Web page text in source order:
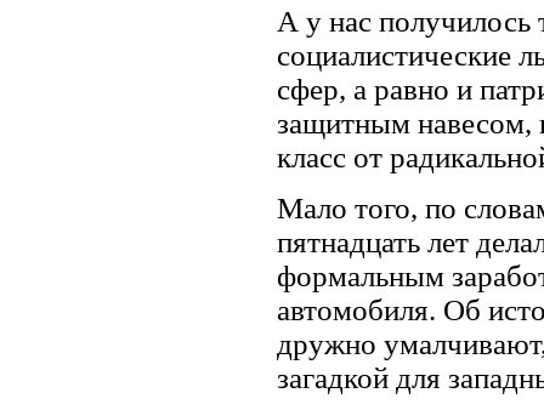
А у нас
социалистические
сфер, а равно и
защитным навесом,
класс от
Мало того, по
пятнадцать лет
формальным
автомобиля. Об
дружно
загадкой для